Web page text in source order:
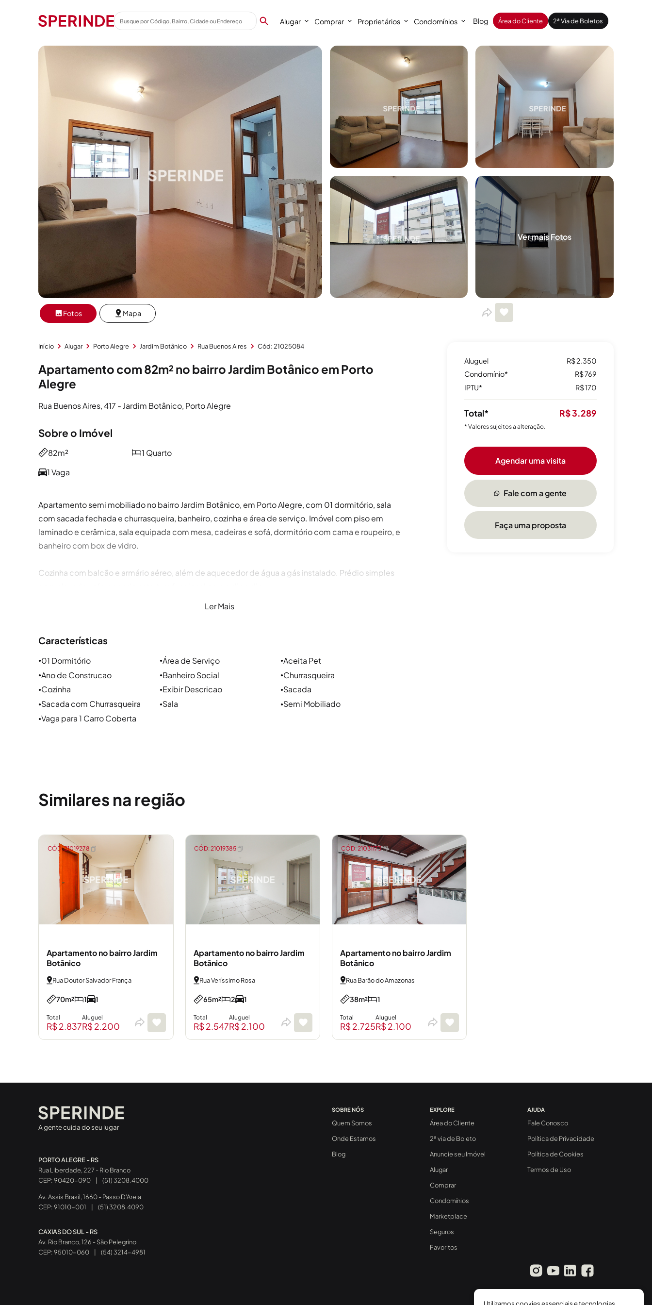
Alugar Comprar Proprietários Condomínios Blog Área do Cliente 2ª Via de Boletos
Ver mais Fotos
Fotos Mapa
Início Alugar Porto Alegre Jardim Botânico Rua Buenos Aires Cód: 21025084
Apartamento com 82m² no bairro Jardim Botânico em Porto
Alegre
Rua Buenos Aires, 417 - Jardim Botânico, Porto Alegre
Sobre o Imóvel
82m²
1 Quarto
1 Vaga
Apartamento semi mobiliado no bairro Jardim Botânico, em Porto Alegre, com 01 dormitório, sala
com sacada fechada e churrasqueira, banheiro, cozinha e área de serviço. Imóvel com piso em
laminado e cerâmica, sala equipada com mesa, cadeiras e sofá, dormitório com cama e roupeiro, e
banheiro com box de vidro.
Cozinha com balcão e armário aéreo, além de aquecedor de água a gás instalado. Prédio simples
atendimento próximo, seguro e personalizado. Nosso portfólio conta com diversas opções de
imóveis em Porto Alegre. Como uma imobiliária em Porto Alegre com mais de 47 anos de história,
temos a estrutura certa para ajudar você a alugar o imóvel ideal com tranquilidade.
Porque aqui, a gente cuida do seu lugar.
Ler Mais
Características
●01 Dormitório ●Área de Serviço ●Aceita Pet
●Ano de Construcao ●Banheiro Social ●Churrasqueira
●Cozinha ●Exibir Descricao ●Sacada
●Sacada com Churrasqueira ●Sala ●Semi Mobiliado
●Vaga para 1 Carro Coberta
Aluguel
R$ 2.350
Condomínio*
R$ 769
IPTU*
R$ 170
Total* R$ 3.289
* Valores sujeitos a alteração.
Agendar uma visita
Fale com a gente
Faça uma proposta
Similares na região
Apartamento no bairro Jardim
Botânico
Rua Doutor Salvador França
70m² 1 1
Total
R$ 2.837
Aluguel
R$ 2.200
CÓD: 21019278
Apartamento no bairro Jardim
Botânico
Rua Veríssimo Rosa
65m² 2 1
Total
R$ 2.547
Aluguel
R$ 2.100
CÓD: 21019385
Apartamento no bairro Jardim
Botânico
Rua Barão do Amazonas
38m² 1
Total
R$ 2.725
Aluguel
R$ 2.100
CÓD: 21031173
A gente cuida do seu lugar
PORTO ALEGRE - RS
Rua Liberdade, 227 - Rio Branco
CEP: 90420-090
(51) 3208.4000
Av. Assis Brasil, 1660 - Passo D’Areia
CEP: 91010-001
(51) 3208.4090
CAXIAS DO SUL - RS
Av. Rio Branco, 126 - São Pelegrino
CEP: 95010-060
(54) 3214-4981
SOBRE NÓS
Quem Somos
Onde Estamos
Blog
EXPLORE
Área do Cliente
2ª via de Boleto
Anuncie seu Imóvel
Alugar
Comprar
Condomínios
Marketplace
Seguros
Favoritos
AJUDA
Fale Conosco
Política de Privacidade
Política de Cookies
Termos de Uso